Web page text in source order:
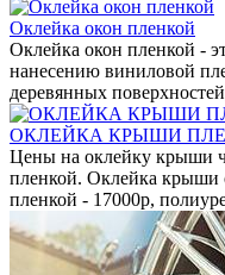
Оклейка окон пленкой
Оклейка окон пленкой -
нанесению виниловой
деревянных
ОКЛЕЙКА КРЫШИ
Цены на оклейку крыши
пленкой. Оклейка крыши
пленкой - 17000р,